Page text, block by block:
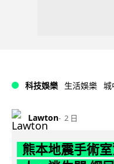
科技娛樂 生活娛樂 城
Lawton 2 日
熊本地震手術